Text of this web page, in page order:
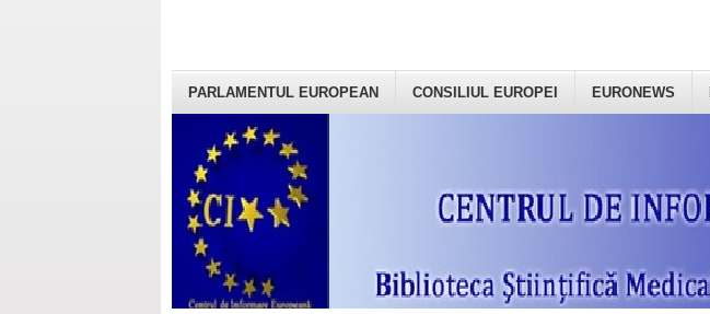
PARLAMENTUL EUROPEAN CONSILIUL EUROPEI EURONEWS